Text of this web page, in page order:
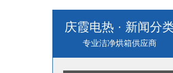
庆霞电热 · 新闻分
专业洁净烘箱供应商